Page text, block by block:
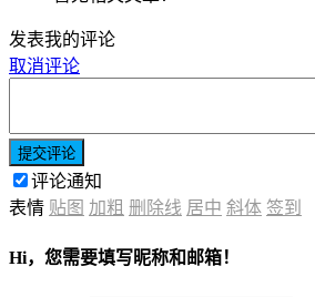
发表我的评论
取消评论
提交评论
评论通知
表情 贴图 加粗 删除线 居中 斜体 签到
Hi，您需要填写昵称和邮箱！